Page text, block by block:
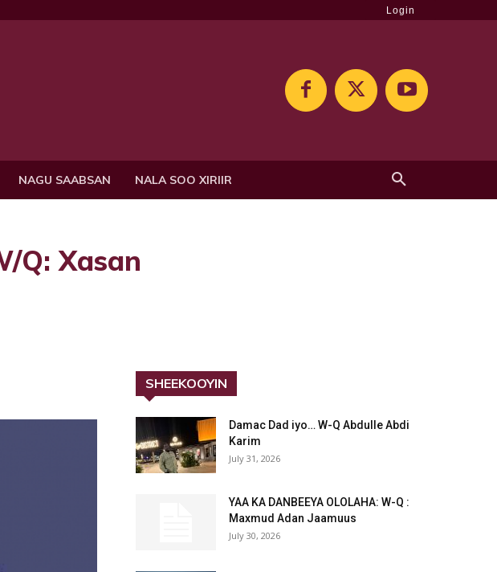
Login
NAGU SAABSAN NALA SOO XIRIIR
Q: Xasan
SHEEKOOYIN
Damac Dad iyo… W-Q Abdulle Abdi
Karim
July 31, 2026
YAA KA DANBEEYA OLOLAHA: W-Q :
Maxmud Adan Jaamuus
July 30, 2026